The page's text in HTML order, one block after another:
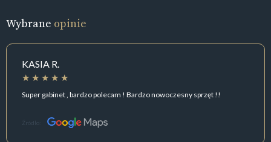
Wybrane opinie
KASIA R.
Super gabinet , bardzo polecam ! Bardzo nowoczesny sprzęt !!
Źródło: